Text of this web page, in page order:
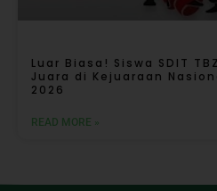
Luar Biasa! Siswa SDIT
Juara di Kejuaraan
2026
READ MORE »